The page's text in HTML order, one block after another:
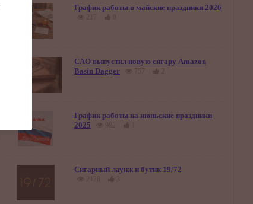
График работы в майские праздники 2026
CAO выпустил новую сигару Amazon
Basin Dagger
График работы на июньские праздники
2025
Сигарный лаунж и бутик 19/72